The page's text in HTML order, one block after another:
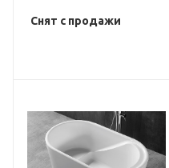
Снят с продажи